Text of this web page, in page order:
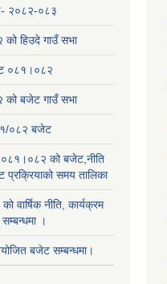
२०८२-०८३
हिउदे गाउँ सभा
०८१।०८२
बजेट गाउँ सभा
०८२ बजेट
को बजेट,नीति
प्रक्रियाको समय तालिका
वार्षिक नीति, कार्यक्रम
।
बजेट सम्बन्धमा।